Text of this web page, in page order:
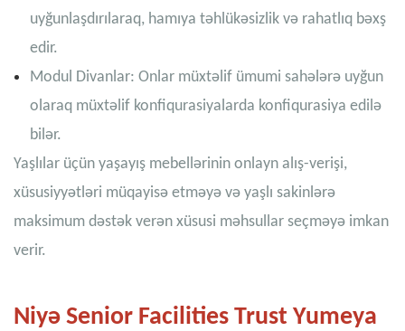
uyğunlaşdırılaraq, hamıya təhlükəsizlik və rahatlıq bəxş
edir.
Modul Divanlar: Onlar müxtəlif ümumi sahələrə uyğun
olaraq müxtəlif konfiqurasiyalarda konfiqurasiya edilə
bilər.
Yaşlılar üçün yaşayış mebellərinin onlayn alış-verişi,
xüsusiyyətləri müqayisə etməyə və yaşlı sakinlərə
maksimum dəstək verən xüsusi məhsullar seçməyə imkan
verir.
Niyə Senior Facilities Trust Yumeya